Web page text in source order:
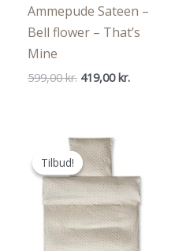
Ammepude Sateen –
Bell flower – That’s
Mine
599,00kr. Den
599,00 kr..
419,00 kr.Den
Tilbud!
Tilbud!